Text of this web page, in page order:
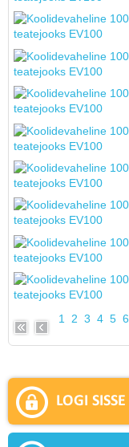
1 2 3 4 5 6
LOGI SISSE